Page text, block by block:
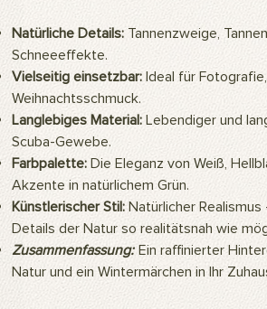
Natürliche Details: Tannenzweige,
Schneeeffekte.
Vielseitig einsetzbar: Ideal für
Weihnachtsschmuck.
Langlebiges Material: Lebendiger und
Scuba-Gewebe.
Farbpalette: Die Eleganz von Weiß,
Akzente in natürlichem Grün.
Künstlerischer Stil: Natürlicher
Details der Natur so realitätsnah wie
Zusammenfassung: Ein raffinierter
Natur und ein Wintermärchen in Ihr